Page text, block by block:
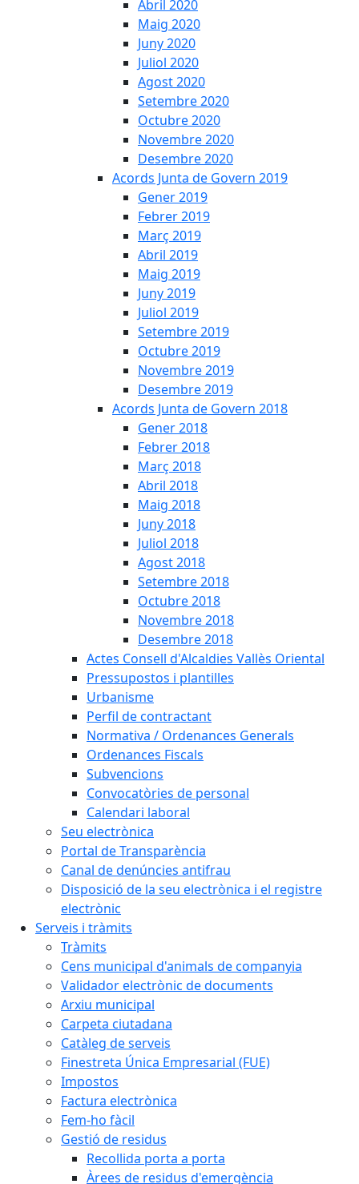
Abril 2020
Maig 2020
Juny 2020
Juliol 2020
Agost 2020
Setembre 2020
Octubre 2020
Novembre 2020
Desembre 2020
Acords Junta de Govern 2019
Gener 2019
Febrer 2019
Març 2019
Abril 2019
Maig 2019
Juny 2019
Juliol 2019
Setembre 2019
Octubre 2019
Novembre 2019
Desembre 2019
Acords Junta de Govern 2018
Gener 2018
Febrer 2018
Març 2018
Abril 2018
Maig 2018
Juny 2018
Juliol 2018
Agost 2018
Setembre 2018
Octubre 2018
Novembre 2018
Desembre 2018
Actes Consell d'Alcaldies Vallès Oriental
Pressupostos i plantilles
Urbanisme
Perfil de contractant
Normativa / Ordenances Generals
Ordenances Fiscals
Subvencions
Convocatòries de personal
Calendari laboral
Seu electrònica
Portal de Transparència
Canal de denúncies antifrau
Disposició de la seu electrònica i el registre
electrònic
Serveis i tràmits
Tràmits
Cens municipal d'animals de companyia
Validador electrònic de documents
Arxiu municipal
Carpeta ciutadana
Catàleg de serveis
Finestreta Única Empresarial (FUE)
Impostos
Factura electrònica
Fem-ho fàcil
Gestió de residus
Recollida porta a porta
Àrees de residus d'emergència